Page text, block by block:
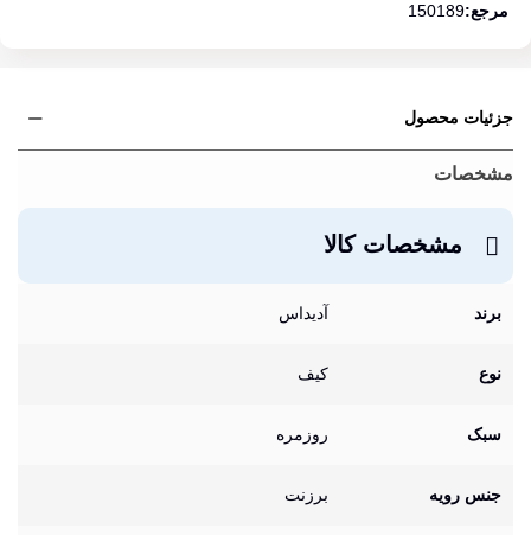
مرجع:150189
جزئیات محصول
مشخصات
مشخصات کالا
برند آدیداس
نوع کیف
سبک روزمره
جنس رویه برزنت